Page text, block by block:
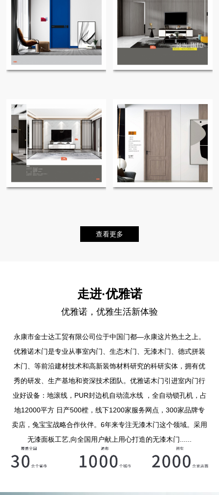
查看更多
走进·优雅诺
优雅诺，优雅生活新体验
永康市金士达工贸有限公司位于中国门都—永康这片热土之上。
优雅诺木门是专业从事室内门、生态木门、无漆木门、德式拼装
木门、等前沿建材技术和高新装饰材料研究的科研实体，拥有优
秀的研发、生产基地和资深技术团队。优雅诺木门引进室内门行
业好设备：地滚线，PUR封边机自动流水线 ，全自动锁孔机，占
地12000平方 日产500樘，线下1200家服务网点，300家品牌专
卖店，兔宝宝战略合作伙伴。6年来专注无漆木门这个领域。采用
无漆面板工艺,向全国用户献上用心打造的无漆木门......